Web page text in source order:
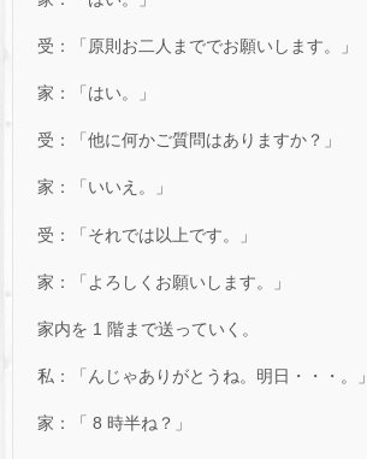
受：「原則お二人まででお願いします。」
家：「はい。」
受：「他に何かご質問はありますか？」
家：「いいえ。」
受：「それでは以上です。」
家：「よろしくお願いします。」
家内を 1 階まで送っていく。
私：「んじゃありがとうね。明日・・・。」
家：「 8 時半ね？」